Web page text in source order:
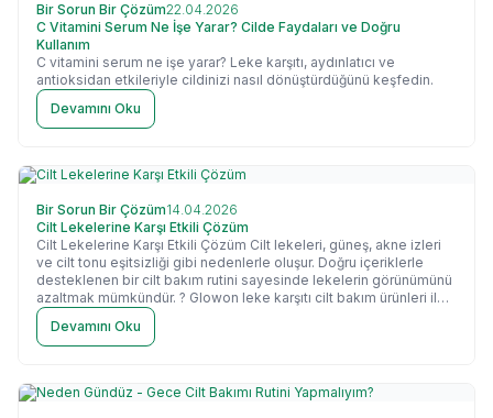
Bir Sorun Bir Çözüm22.04.2026
C Vitamini Serum Ne İşe Yarar? Cilde Faydaları ve Doğru
Kullanım
C vitamini serum ne işe yarar? Leke karşıtı, aydınlatıcı ve
antioksidan etkileriyle cildinizi nasıl dönüştürdüğünü keşfedin.
Devamını Oku
Bir Sorun Bir Çözüm14.04.2026
Cilt Lekelerine Karşı Etkili Çözüm
Cilt Lekelerine Karşı Etkili Çözüm Cilt lekeleri, güneş, akne izleri
ve cilt tonu eşitsizliği gibi nedenlerle oluşur. Doğru içeriklerle
desteklenen bir cilt bakım rutini sayesinde lekelerin görünümünü
azaltmak mümkündür. ? Glowon leke karşıtı cilt bakım ürünleri ile
daha aydınlık, eşit ve sağlıklı bir cilde ulaşın. ? Leke Karşıtı Ürünleri
Keşfet
Devamını Oku